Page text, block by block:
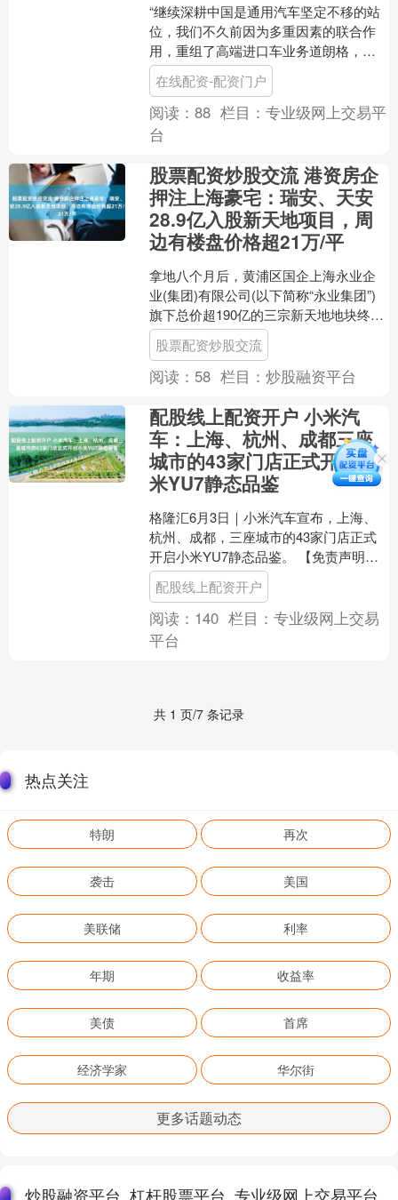
“继续深耕中国是通用汽车坚定不移的站
位，我们不久前因为多重因素的联合作
用，重组了高端进口车业务道朗格，目
的是把资源重新集中到通用汽车在华的
核心合资业务，保证在中....
在线配资-配资门户
阅读：88 栏目：专业级网上交易平
台
股票配资炒股交流 港资房企
押注上海豪宅：瑞安、天安
28.9亿入股新天地项目，周
边有楼盘价格超21万/平
拿地八个月后，黄浦区国企上海永业企
业(集团)有限公司(以下简称“永业集团”)
旗下总价超190亿的三宗新天地地块终于
迎来了合作方。 6月23日，上海联合产权
交易所....
股票配资炒股交流
阅读： 58 栏目：炒股融资平台
配股线上配资开户 小米汽
车：上海、杭州、成都三座
城市的43家门店正式开启小
米YU7静态品鉴
格隆汇6月3日｜小米汽车宣布，上海、
杭州、成都，三座城市的43家门店正式
开启小米YU7静态品鉴。 【免责声明】
本文仅代表作者本人观点，与和讯网无
关。和讯网站对文....
配股线上配资开户
阅读： 140 栏目：专业级网上交易
平台
共 1 页/7 条记录
热点关注
特朗 再次
袭击 美国
美联储 利率
年期 收益率
美债 首席
经济学家 华尔街
更多话题动态
炒股融资平台_杠杆股票平台_专业级网上交易平台